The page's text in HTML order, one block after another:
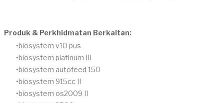
Produk & Perkhidmatan Berkaitan:
biosystem v10 pus
biosystem platinum III
biosystem autofeed 150
biosystem 915cc II
biosystem os2009 II